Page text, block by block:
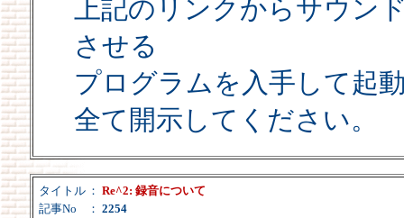
上記のリンクからサウン
させる
プログラムを入手して起
全て開示してください。
タイトル ： Re^2: 録音について
記事No
： 2254